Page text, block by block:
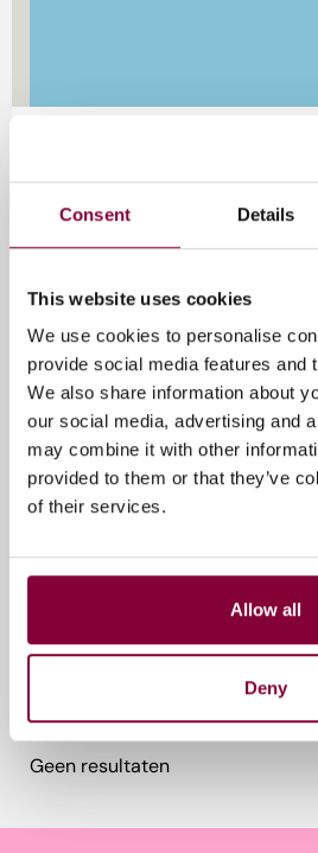
Consent Details
This website uses cookies
We use cookies to personalise
provide social media features and
We also share information about
our social media, advertising and
may combine it with other
provided to them or that they’ve
of their services.
Allow all
Deny
Max & de Media is een
NL – de plek waar
makers samenkomen om de
Evenement informatie
10 maart 2026
Joop van Den Endeplein 9,
Gerelateerde events
Geen resultaten